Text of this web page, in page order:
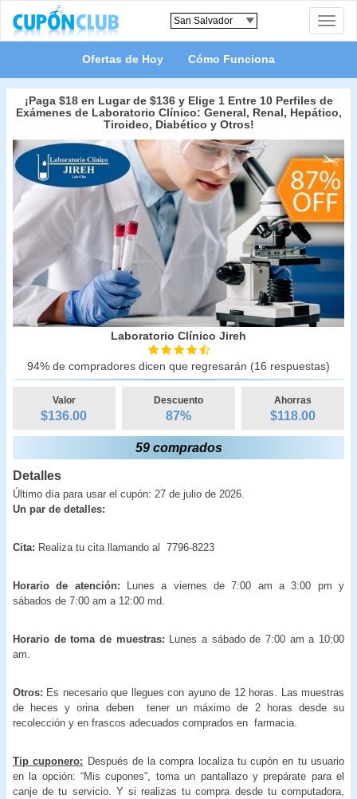
Toggle
Ofertas de Hoy Cómo Funciona
¡Paga $18 en Lugar de $136 y Elige 1 Entre 10 Perfiles de
Exámenes de Laboratorio Clínico: General, Renal, Hepático,
Tiroideo, Diabético y Otros!
Laboratorio Clínico Jireh
94% de compradores dicen que regresarán (16 respuestas)
Valor
$136.00
Descuento
87%
Ahorras
$118.00
59 comprados
Detalles
Último día para usar el cupón: 27 de julio de 2026.
Un par de detalles:
Cita: Realiza tu cita llamando al 7796-8223
Horario de atención:
Lunes a viernes de 7:00 am a 3:00 pm y
sábados de 7:00 am a 12:00 md.
Horario de toma de muestras:
Lunes a sábado de 7:00 am a 10:00
am.
Otros: Es necesario que llegues con ayuno de 12 horas. Las muestras
de heces y orina deben tener un máximo de 2 horas desde su
recolección y en frascos adecuados comprados en farmacia.
Tip cuponero: Después de la compra localiza tu cupón en tu usuario
en la opción: “Mis cupones”, toma un pantallazo y prepárate para el
canje de tu servicio. Y si realizas tu compra desde tu computadora,